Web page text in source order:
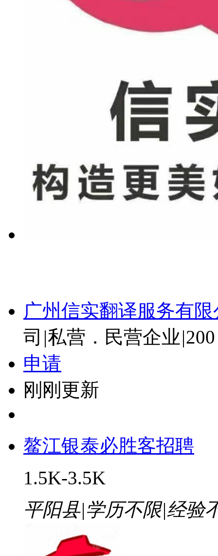
广州信实翻译服务有
司 |私营．民营企业|
申请
刚刚更新
鳌江银泰必胜客招聘
1.5K-3.5K
平阳县|学历不限|经验